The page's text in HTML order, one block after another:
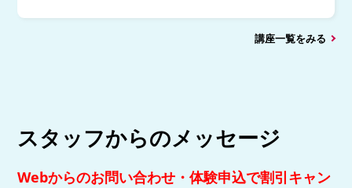
講座一覧をみる
スタッフからのメッセージ
Webからのお問い合わせ・体験申込で割引キャン